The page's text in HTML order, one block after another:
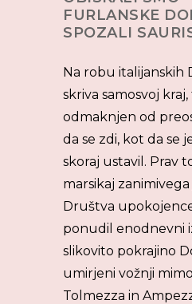
FURLANSKE
SPOZALI
Na robu italijanskih
skriva samosvoj
odmaknjen od
da se zdi, kot da se
skoraj ustavil. Prav
marsikaj
Društva
ponudil enodnevni
slikovito pokrajino
umirjeni vožnji
Tolmezza in